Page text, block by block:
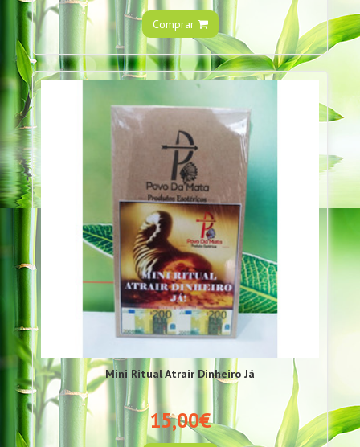
Comprar
Mini Ritual Atrair Dinheiro Já
15,00€